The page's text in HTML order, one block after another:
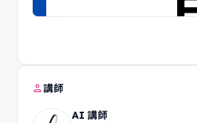
person講師
AI 講師